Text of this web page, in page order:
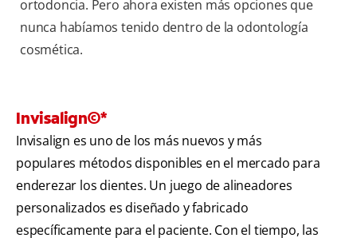
ortodoncia. Pero ahora existen más opciones que
nunca habíamos tenido dentro de la odontología
cosmética.
Invisalign©*
Invisalign es uno de los más nuevos y más
populares métodos disponibles en el mercado para
enderezar los dientes. Un juego de alineadores
personalizados es diseñado y fabricado
específicamente para el paciente. Con el tiempo, las